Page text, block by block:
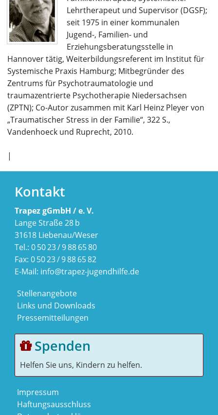
Lehrtherapeut und Supervisor (DGSF);
seit 1975 in einer kommunalen
Jugend-, Familien- und
Erziehungsberatungsstelle in
Hannover tätig, Weiterbildungsreferent im Institut für
Systemische Praxis Hamburg; Mitbegründer des
Zentrums für Psychotraumatologie und
traumazentrierte Psychotherapie Niedersachsen
(ZPTN); Co-Autor zusammen mit Karl Heinz Pleyer von
„Traumatischer Stress in der Familie“, 322 S.,
Vandenhoeck und Ruprecht, 2010.
Artikelnavigation
|
Kontakt
Trapez gGmbH / e. V.
Lange Straße 28 b
31618 Liebenau/Weser
Tel.: 0 50 23 / 9 88 65 80
Fax: 0 50 23 / 9 88 65 82
E-Mail: info@trapez-jugendhilfe.de
Stellenangebote
Links und Downloads
Pressemitteilungen
Spenden
Helfen Sie uns, Kindern zu helfen.
Impressum
Haftungsausschluss